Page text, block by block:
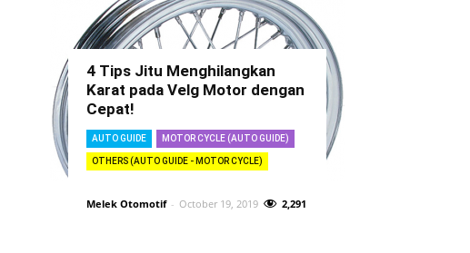
4 Tips Jitu Menghilangkan
Karat pada Velg Motor dengan
Cepat!
AUTO GUIDE MOTOR CYCLE (AUTO GUIDE)
OTHERS (AUTO GUIDE - MOTOR CYCLE)
Melek Otomotif - October 19, 2019 2,291